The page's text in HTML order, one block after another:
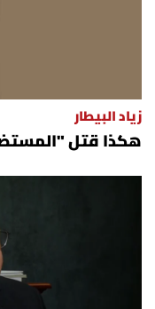
زياد البيطار
هكذا قتل "المستضعفون" 11